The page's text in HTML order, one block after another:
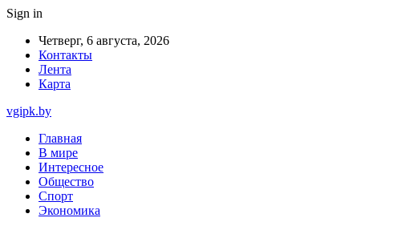
Sign in
Четверг, 6 августа, 2026
Контакты
Лента
Карта
vgipk.by
Главная
В мире
Интересное
Общество
Спорт
Экономика